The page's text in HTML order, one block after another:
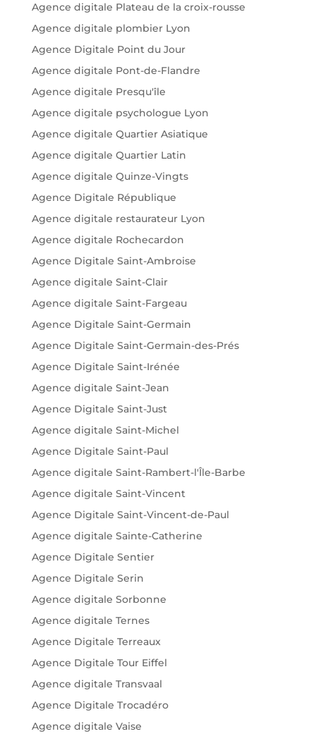
Agence digitale Plateau de la croix-rousse
Agence digitale plombier Lyon
Agence Digitale Point du Jour
Agence digitale Pont-de-Flandre
Agence digitale Presqu'île
Agence digitale psychologue Lyon
Agence digitale Quartier Asiatique
Agence digitale Quartier Latin
Agence digitale Quinze-Vingts
Agence Digitale République
Agence digitale restaurateur Lyon
Agence digitale Rochecardon
Agence Digitale Saint-Ambroise
Agence digitale Saint-Clair
Agence digitale Saint-Fargeau
Agence Digitale Saint-Germain
Agence Digitale Saint-Germain-des-Prés
Agence Digitale Saint-Irénée
Agence digitale Saint-Jean
Agence Digitale Saint-Just
Agence digitale Saint-Michel
Agence Digitale Saint-Paul
Agence digitale Saint-Rambert-l'Île-Barbe
Agence digitale Saint-Vincent
Agence Digitale Saint-Vincent-de-Paul
Agence digitale Sainte-Catherine
Agence Digitale Sentier
Agence Digitale Serin
Agence digitale Sorbonne
Agence digitale Ternes
Agence Digitale Terreaux
Agence Digitale Tour Eiffel
Agence digitale Transvaal
Agence Digitale Trocadéro
Agence digitale Vaise